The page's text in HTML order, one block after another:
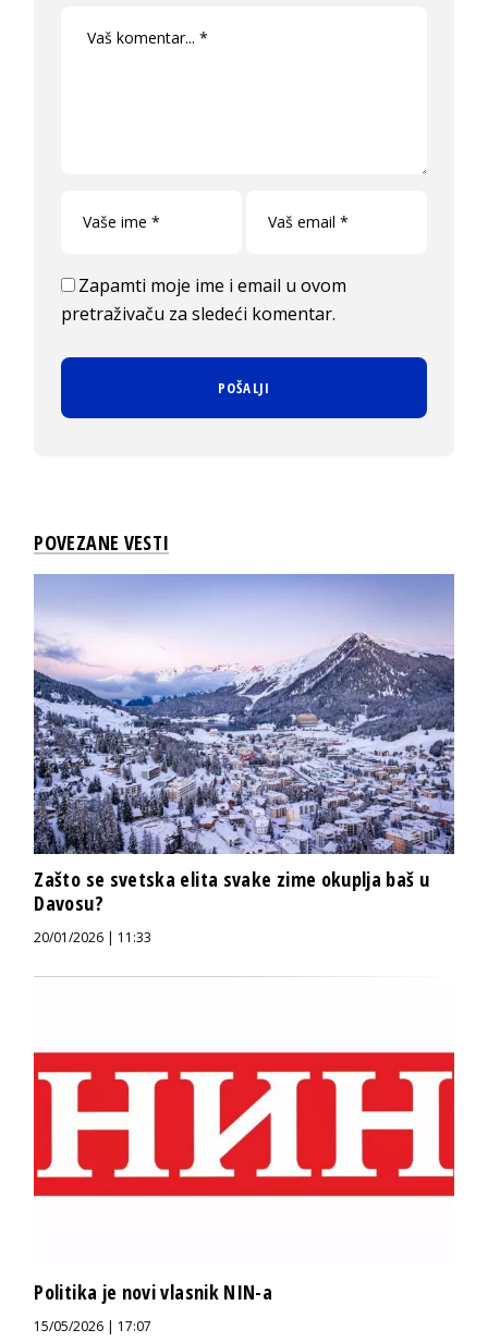
Zapamti moje ime i email u ovom
pretraživaču za sledeći komentar.
POVEZANE VESTI
Zašto se svetska elita svake zime okuplja baš u
Davosu?
20/01/2026 | 11:33
Politika je novi vlasnik NIN-a
15/05/2026 | 17:07